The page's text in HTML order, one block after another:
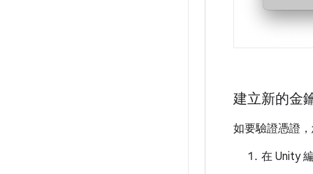
建立新的金
如要驗證憑證
在 Unity